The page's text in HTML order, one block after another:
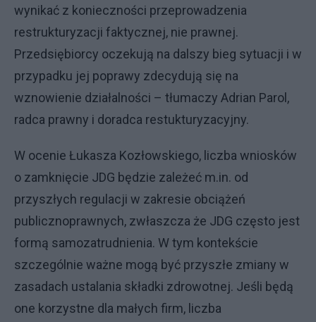
wynikać z konieczności przeprowadzenia
restrukturyzacji faktycznej, nie prawnej.
Przedsiębiorcy oczekują na dalszy bieg sytuacji i w
przypadku jej poprawy zdecydują się na
wznowienie działalności – tłumaczy Adrian Parol,
radca prawny i doradca restukturyzacyjny.
W ocenie Łukasza Kozłowskiego, liczba wniosków
o zamknięcie JDG będzie zależeć m.in. od
przyszłych regulacji w zakresie obciążeń
publicznoprawnych, zwłaszcza że JDG często jest
formą samozatrudnienia. W tym kontekście
szczególnie ważne mogą być przyszłe zmiany w
zasadach ustalania składki zdrowotnej. Jeśli będą
one korzystne dla małych firm, liczba